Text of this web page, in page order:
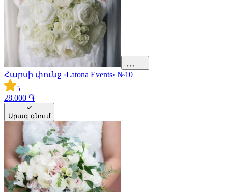
Հարսի փունջ ‹Latona Events› №10
5
28.000 ֏
Արագ գնում